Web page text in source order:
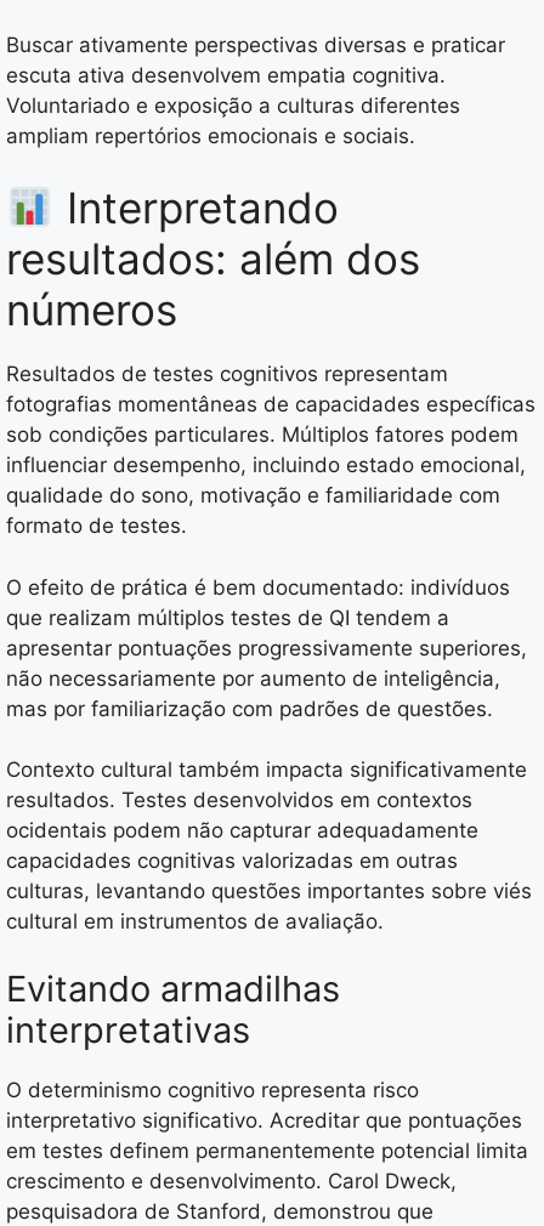
Buscar ativamente perspectivas diversas e praticar
escuta ativa desenvolvem empatia cognitiva.
Voluntariado e exposição a culturas diferentes
ampliam repertórios emocionais e sociais.
Interpretando
resultados: além dos
números
Resultados de testes cognitivos representam
fotografias momentâneas de capacidades específicas
sob condições particulares. Múltiplos fatores podem
influenciar desempenho, incluindo estado emocional,
qualidade do sono, motivação e familiaridade com
formato de testes.
O efeito de prática é bem documentado: indivíduos
que realizam múltiplos testes de QI tendem a
apresentar pontuações progressivamente superiores,
não necessariamente por aumento de inteligência,
mas por familiarização com padrões de questões.
Contexto cultural também impacta significativamente
resultados. Testes desenvolvidos em contextos
ocidentais podem não capturar adequadamente
capacidades cognitivas valorizadas em outras
culturas, levantando questões importantes sobre viés
cultural em instrumentos de avaliação.
Evitando armadilhas
interpretativas
O determinismo cognitivo representa risco
interpretativo significativo. Acreditar que pontuações
em testes definem permanentemente potencial limita
crescimento e desenvolvimento. Carol Dweck,
pesquisadora de Stanford, demonstrou que